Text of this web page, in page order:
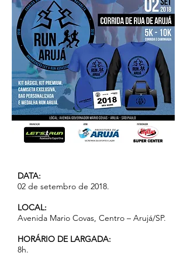
DATA:
02 de setembro de 2018.
LOCAL:
Avenida Mario Covas, Centro – Arujá/SP.
HORÁRIO DE LARGADA:
8h.